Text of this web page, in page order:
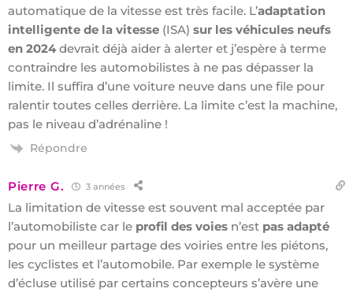
automatique de la vitesse est très facile. L’adaptation
intelligente de la vitesse(ISA) sur les véhicules neufs
en 2024devrait déjà aider à alerter et j’espère à terme
contraindre les automobilistes à ne pas dépasser la
limite. Il suffira d’une voiture neuve dans une file pour
ralentir toutes celles derrière. La limite c’est la machine,
pas le niveau d’adrénaline !
Répondre
Pierre G. 3 années
La limitation de vitesse est souvent mal acceptée par
l’automobiliste car le profil des voiesn’est pas adapté
pour un meilleur partage des voiries entre les piétons,
les cyclistes et l’automobile. Par exemple le système
d’écluse utilisé par certains concepteurs s’avère une